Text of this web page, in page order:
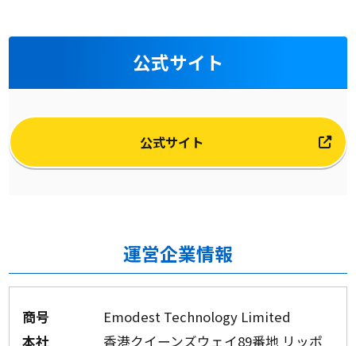
公式サイト
公式サイト
運営企業情報
商号
Emodest Technology Limited
本社
香港クイーンズウェイ89番地 リッポ